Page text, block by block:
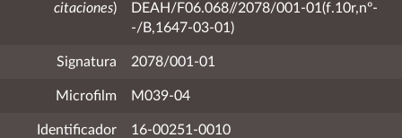
citaciones)
DEAH/F06.068//2078/001-01(f.10r,nº-
-/B,1647-03-01)
Signatura 2078/001-01
Microfilm M039-04
Identificador
16-00251-0010